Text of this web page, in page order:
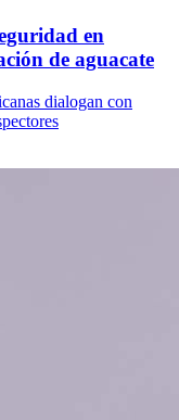
en
de aguacate
dialogan con